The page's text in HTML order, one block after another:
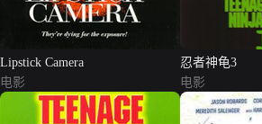
Lipstick Camera
电影
忍者神龟3
电影